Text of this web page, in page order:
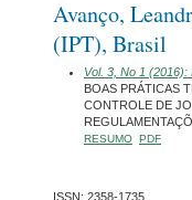
Avanço,
(IPT), Brasil
Vol. 3, No 1 (2016):
BOAS PRÁTICAS
CONTROLE DE
RESUMO PDF
ISSN: 2358-1735